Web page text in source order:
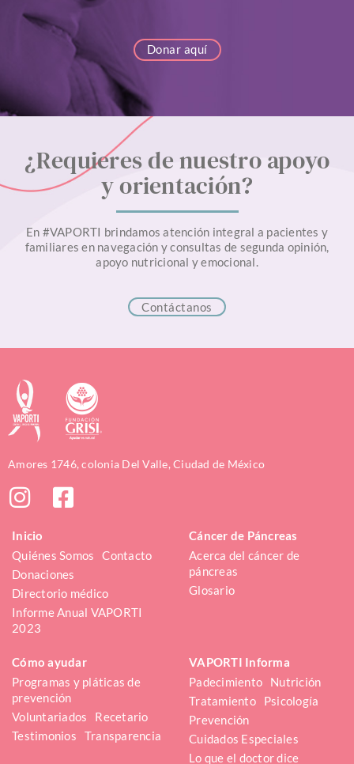
Donar aquí
¿Requieres de nuestro apoyo
y orientación?
En #VAPORTI brindamos atención integral a pacientes y
familiares en navegación y consultas de segunda opinión,
apoyo nutricional y emocional.
Contáctanos
Amores 1746, colonia Del Valle, Ciudad de México
Inicio
Quiénes Somos
Contacto
Donaciones
Directorio médico
Informe Anual VAPORTI
2023
Cáncer de Páncreas
Acerca del cáncer de
páncreas
Glosario
Cómo ayudar
Programas y pláticas de
prevención
Voluntariados
Recetario
Testimonios
Transparencia
VAPORTI Informa
Padecimiento
Nutrición
Tratamiento
Psicología
Prevención
Cuidados Especiales
Lo que el doctor dice